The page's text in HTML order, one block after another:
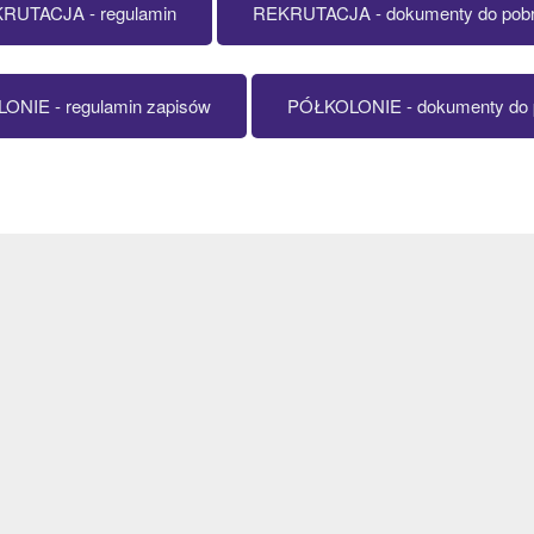
- regulamin REKRUTACJA - dokumenty do
- regulamin zapisów PÓŁKOLONIE - dokumenty do